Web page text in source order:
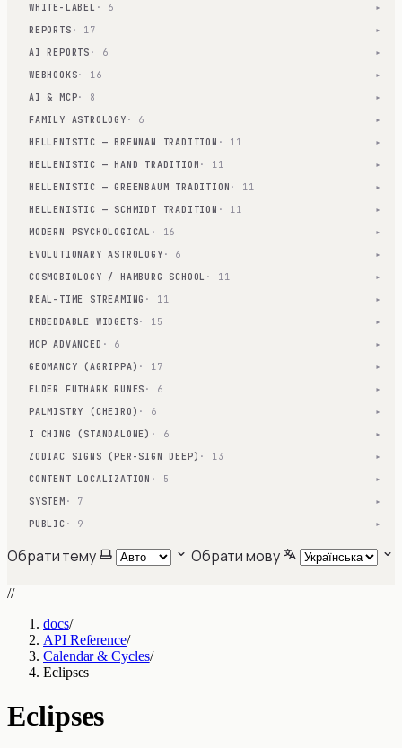
WHITE-LABEL · 6 ▾
REPORTS · 17 ▾
AI REPORTS · 6 ▾
WEBHOOKS· 16 ▾
AI & MCP· 8 ▾
FAMILY ASTROLOGY · 6 ▾
HELLENISTIC — BRENNAN TRADITION · 11 ▾
HELLENISTIC — HAND TRADITION · 11 ▾
HELLENISTIC — GREENBAUM TRADITION · 11 ▾
HELLENISTIC — SCHMIDT TRADITION · 11 ▾
MODERN PSYCHOLOGICAL · 16 ▾
EVOLUTIONARY ASTROLOGY · 6 ▾
COSMOBIOLOGY / HAMBURG SCHOOL · 11 ▾
REAL-TIME STREAMING · 11 ▾
EMBEDDABLE WIDGETS· 15 ▾
MCP ADVANCED · 6 ▾
GEOMANCY (AGRIPPA) · 17 ▾
ELDER FUTHARK RUNES · 6 ▾
PALMISTRY (CHEIRO) · 6 ▾
I CHING (STANDALONE) · 6 ▾
ZODIAC SIGNS (PER-SIGN DEEP) · 13 ▾
CONTENT LOCALIZATION · 5 ▾
SYSTEM · 7 ▾
PUBLIC · 9 ▾
Обрати тему Обрати мову
//
docs/
API Reference/
Calendar & Cycles/
Eclipses
Eclipses